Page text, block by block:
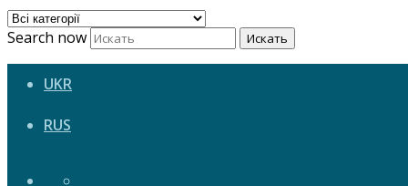
Search now Искать
UKR
RUS